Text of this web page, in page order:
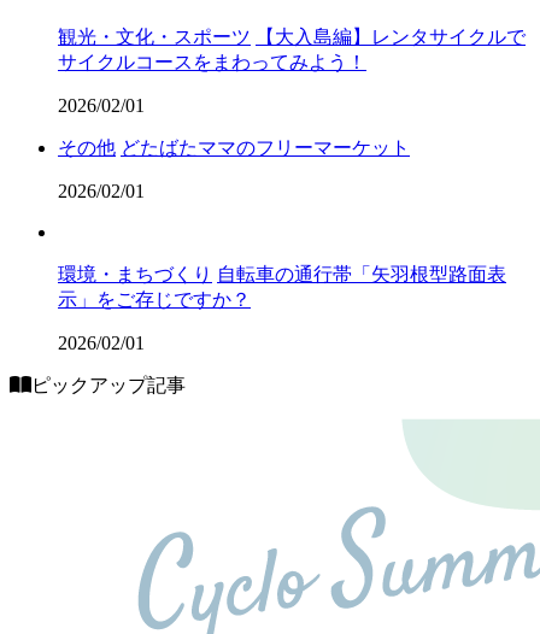
観光・文化・スポーツ
【大入島編】レンタサイクルで
サイクルコースをまわってみよう！
2026/02/01
その他 どたばたママのフリーマーケット
2026/02/01
環境・まちづくり 自転車の通行帯「矢羽根型路面表
示」をご存じですか？
2026/02/01
ピックアップ記事